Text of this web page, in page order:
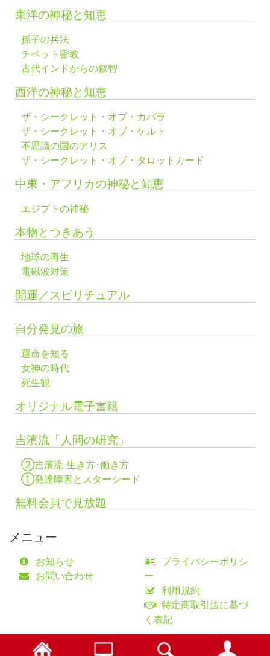
東洋の神秘と知恵
孫子の兵法
チベット密教
古代インドからの叡智
西洋の神秘と知恵
ザ・シークレット・オブ・カバラ
ザ・シークレット・オブ・ケルト
不思議の国のアリス
ザ・シークレット・オブ・タロットカード
中東・アフリカの神秘と知恵
エジプトの神秘
本物とつきあう
地球の再生
電磁波対策
開運／スピリチュアル
自分発見の旅
運命を知る
女神の時代
死生観
オリジナル電子書籍
吉濱流「人間の研究」
②吉濱流 生き方･働き方
①発達障害とスターシード
無料会員で見放題
メニュー
お知らせ
お問い合わせ
プライバシーポリシ
ー
利用規約
特定商取引法に基づ
く表記
©fifty-one collaborations Co.,Ltd.